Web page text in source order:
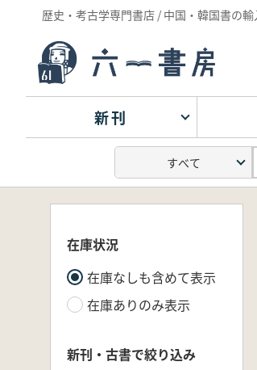
歴史・考古学専門書店 / 中国・韓国書の
新刊
在庫状況
在庫なしも含めて表示
在庫ありのみ表示
新刊・古書で絞り込み